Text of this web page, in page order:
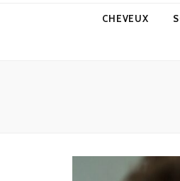
CHEVEUX